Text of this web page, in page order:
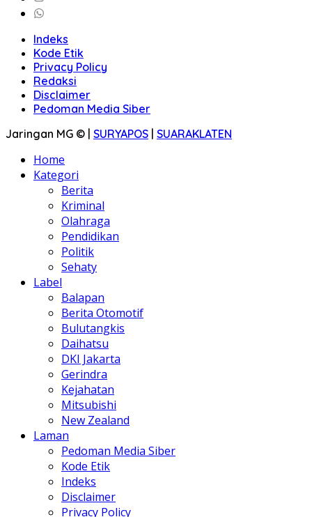
Indeks
Kode Etik
Privacy Policy
Redaksi
Disclaimer
Pedoman Media Siber
Jaringan MG © | SURYAPOS | SUARAKLATEN
Home
Kategori
Berita
Kriminal
Olahraga
Pendidikan
Politik
Sehaty
Label
Balapan
Berita Otomotif
Bulutangkis
Daihatsu
DKI Jakarta
Gerindra
Kejahatan
Mitsubishi
New Zealand
Laman
Pedoman Media Siber
Kode Etik
Indeks
Disclaimer
Privacy Policy